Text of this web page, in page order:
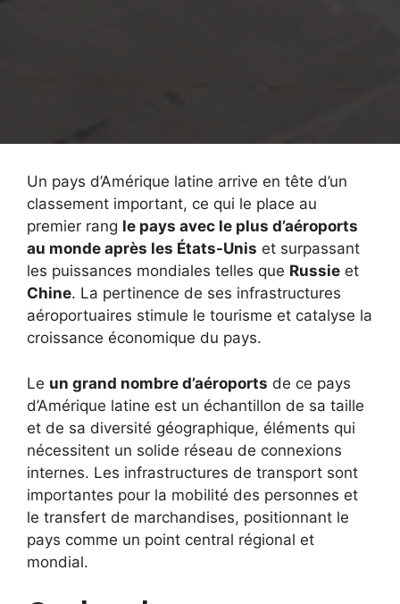
Un pays d’Amérique latine arrive en tête d’un
classement important, ce qui le place au
premier rang le pays avec le plus d’aéroports
au monde après les États-Unis et surpassant
les puissances mondiales telles que Russie et
Chine. La pertinence de ses infrastructures
aéroportuaires stimule le tourisme et catalyse la
croissance économique du pays.
Le un grand nombre d’aéroports de ce pays
d’Amérique latine est un échantillon de sa taille
et de sa diversité géographique, éléments qui
nécessitent un solide réseau de connexions
internes. Les infrastructures de transport sont
importantes pour la mobilité des personnes et
le transfert de marchandises, positionnant le
pays comme un point central régional et
mondial.